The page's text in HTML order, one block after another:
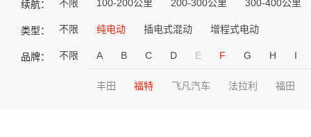
续航： 不限 100-200公里 200-300公里 300-400公里
类型： 不限 纯电动 插电式混动 增程式电动
品牌： 不限 A B C D E F G H I
丰田 福特 飞凡汽车 法拉利 福田